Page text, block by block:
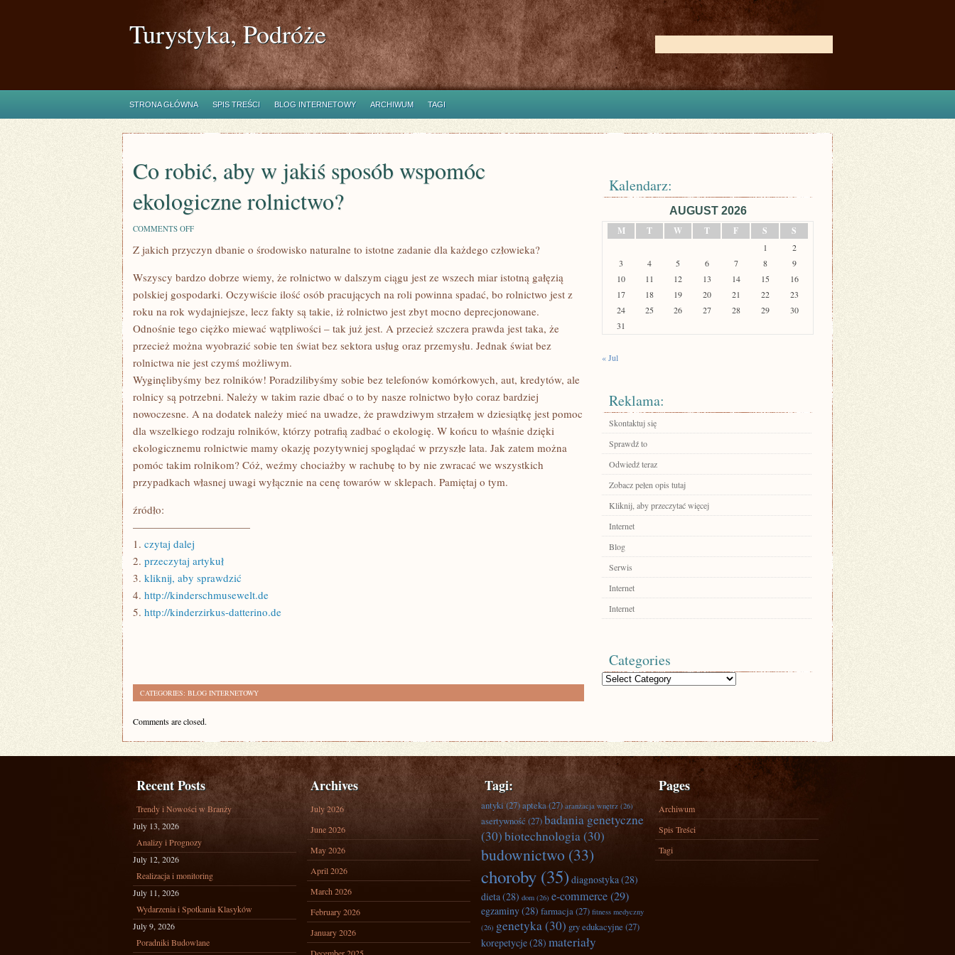
Turystyka, Podróże
STRONA GŁÓWNA SPIS TREŚCI BLOG INTERNETOWY ARCHIWUM TAGI
Co robić, aby w jakiś sposób wspomóc
ekologiczne rolnictwo?
COMMENTS OFFON
ROBIĆ,
ABY
JAKIŚ
SPOSÓB
EKOLOGICZNE
ROLNICTWO?
Z jakich przyczyn dbanie o środowisko naturalne to istotne zadanie dla każdego człowieka?
Wszyscy bardzo dobrze wiemy, że rolnictwo w dalszym ciągu jest ze wszech miar istotną gałęzią
polskiej gospodarki. Oczywiście ilość osób pracujących na roli powinna spadać, bo rolnictwo jest z
roku na rok wydajniejsze, lecz fakty są takie, iż rolnictwo jest zbyt mocno deprecjonowane.
Odnośnie tego ciężko miewać wątpliwości – tak już jest. A przecież szczera prawda jest taka, że
przecież można wyobrazić sobie ten świat bez sektora usług oraz przemysłu. Jednak świat bez
rolnictwa nie jest czymś możliwym.
Wyginęlibyśmy bez rolników! Poradzilibyśmy sobie bez telefonów komórkowych, aut, kredytów, ale
rolnicy są potrzebni. Należy w takim razie dbać o to by nasze rolnictwo było coraz bardziej
nowoczesne. A na dodatek należy mieć na uwadze, że prawdziwym strzałem w dziesiątkę jest pomoc
dla wszelkiego rodzaju rolników, którzy potrafią zadbać o ekologię. W końcu to właśnie dzięki
ekologicznemu rolnictwie mamy okazję pozytywniej spoglądać w przyszłe lata. Jak zatem można
pomóc takim rolnikom? Cóż, weźmy chociażby w rachubę to by nie zwracać we wszystkich
przypadkach własnej uwagi wyłącznie na cenę towarów w sklepach. Pamiętaj o tym.
źródło:
———————————
1. czytaj dalej
2. przeczytaj artykuł
3. kliknij, aby sprawdzić
4. http://kinderschmusewelt.de
5. http://kinderzirkus-datterino.de
CATEGORIES: BLOG INTERNETOWY
Comments are closed.
Kalendarz:
AUGUST 2026
M
T W T F S S
1
2
3
4 5 6 7 8
9
10
11 12 13 14 15
16
17
18 19 20 21 22
23
24
25 26 27 28 29
30
31
« Jul
Reklama:
Skontaktuj się
Sprawdź to
Odwiedź teraz
Zobacz pełen opis tutaj
Kliknij, aby przeczytać więcej
Internet
Blog
Serwis
Internet
Internet
Categories
Categories
Recent Posts
Trendy i Nowości w Branży
July 13, 2026
Analizy i Prognozy
July 12, 2026
Realizacja i monitoring
July 11, 2026
Wydarzenia i Spotkania Klasyków
July 9, 2026
Poradniki Budowlane
Archives
July 2026
June 2026
May 2026
April 2026
March 2026
February 2026
January 2026
Tagi:
antyki(27)apteka(27) aranżacja wnętrz (26)
asertywność (27)badania genetyczne
(30)biotechnologia(30)
budownictwo (33)
choroby (35) diagnostyka(28)
dieta(28) dom (26) e-commerce(29)
egzaminy(28) farmacja(27) fitness medyczny
(26) genetyka(30) gry edukacyjne (27)
korepetycje(28) materiały
Pages
Archiwum
Spis Treści
Tagi